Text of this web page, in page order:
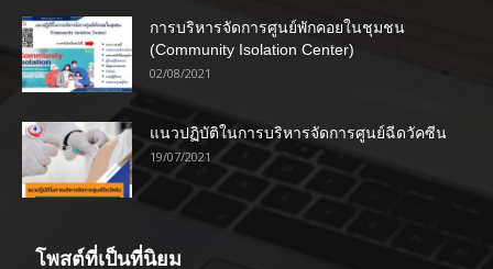
การบริหารจัดการศูนย์พักคอยในชุมชน
(Community Isolation Center)
02/08/2021
แนวปฏิบัติในการบริหารจัดการศูนย์ฉีดวัคซีน
19/07/2021
โพสต์ที่เป็นที่นิยม